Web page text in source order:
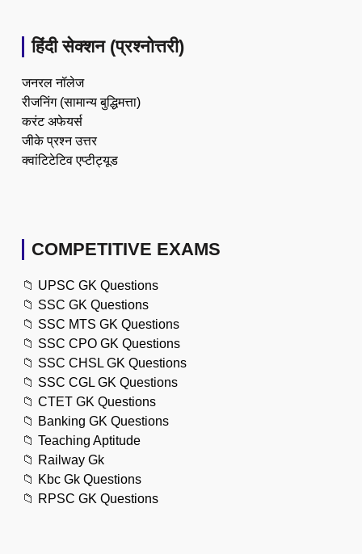
हिंदी सेक्शन (प्रश्नोत्तरी)
जनरल नॉलेज
रीजनिंग (सामान्य बुद्धिमत्ता)
करंट अफेयर्स
जीके प्रश्न उत्तर
क्वांटिटेटिव एप्टीट्यूड
COMPETITIVE EXAMS
📁 UPSC GK Questions
📁 SSC GK Questions
📁 SSC MTS GK Questions
📁 SSC CPO GK Questions
📁 SSC CHSL GK Questions
📁 SSC CGL GK Questions
📁 CTET GK Questions
📁 Banking GK Questions
📁 Teaching Aptitude
📁 Railway Gk
📁 Kbc Gk Questions
📁 RPSC GK Questions